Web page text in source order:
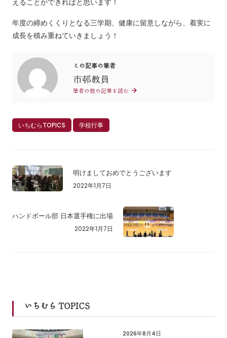
えることができればと思います！
年度の締めくくりとなる三学期、健康に留意しながら、着実に
成長を積み重ねていきましょう！
この記事の筆者
市邨教員
筆者の他の記事を読む
いちむらTOPICS 学校行事
明けましておめでとうございます
2022年1月7日
ハンドボール部 日本選手権に出場
2022年1月7日
いちむら TOPICS
2026年8月4日